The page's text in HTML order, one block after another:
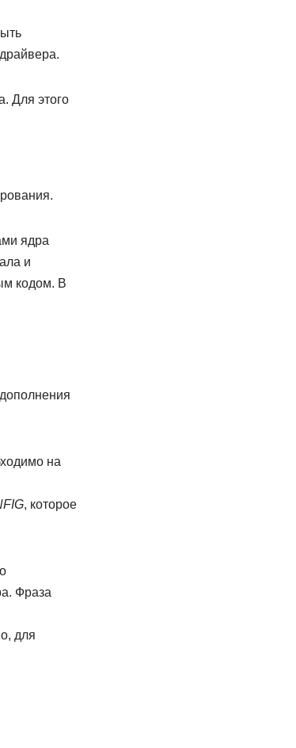
Для этого
ядра
и
кодом. В
на
, которое
Фраза
для